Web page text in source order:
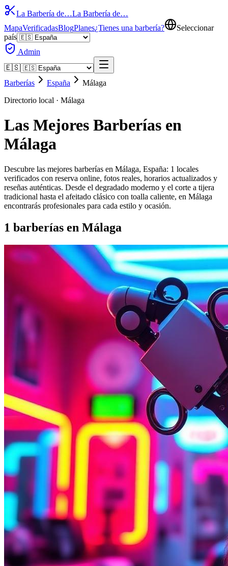
La Barbería de…La Barbería de…
MapaVerificadasBlogPlanes¿Tienes una barbería?
Seleccionar
país
Admin
🇪🇸
Barberías
España
Málaga
Directorio local · Málaga
Las Mejores Barberías en
Málaga
Descubre las mejores barberías en Málaga, España: 1 locales
verificados con reserva online, fotos reales, horarios actualizados y
reseñas auténticas. Desde el degradado moderno y el corte a tijera
tradicional hasta el afeitado clásico con toalla caliente, en Málaga
encontrarás profesionales para cada estilo y ocasión.
1 barberías en Málaga